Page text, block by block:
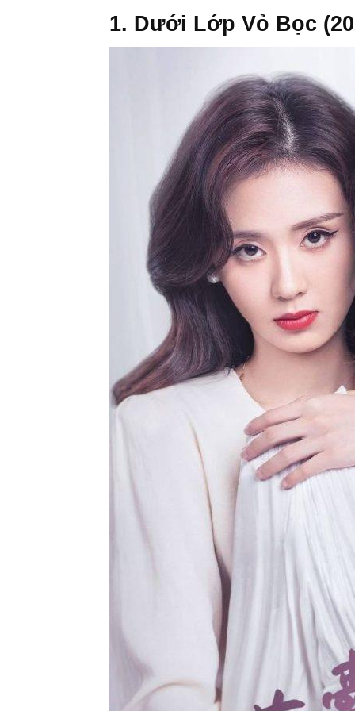
1. Dưới Lớp Vỏ Bọc